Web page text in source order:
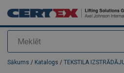
Meklēt
Pievienots jūsu pasūtījumam
Sākums / Katalogs / TEKSTILA